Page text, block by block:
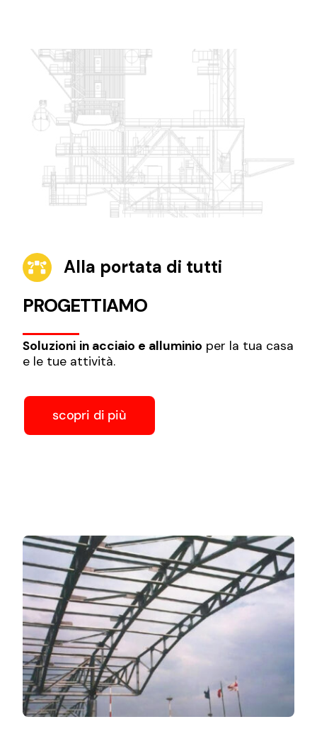
Alla portata di tutti
PROGETTIAMO
Soluzioni in acciaio e alluminio per la tua casa
e le tue attività.
scopri di più